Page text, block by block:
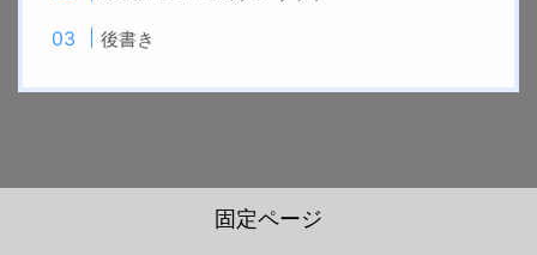
後書き
固定ページ